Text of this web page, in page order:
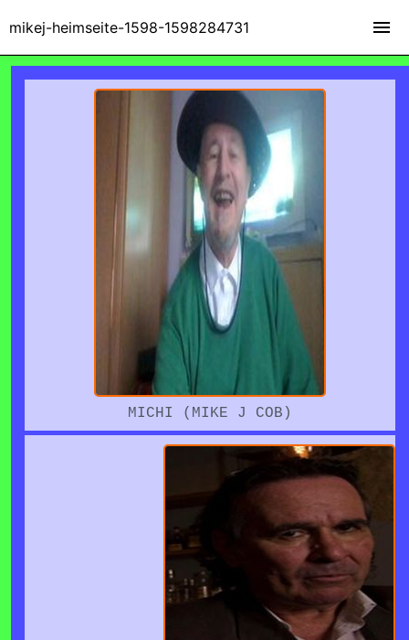
MICHI (MIKE J COB)
mikej-heimseite-1598-1598284731